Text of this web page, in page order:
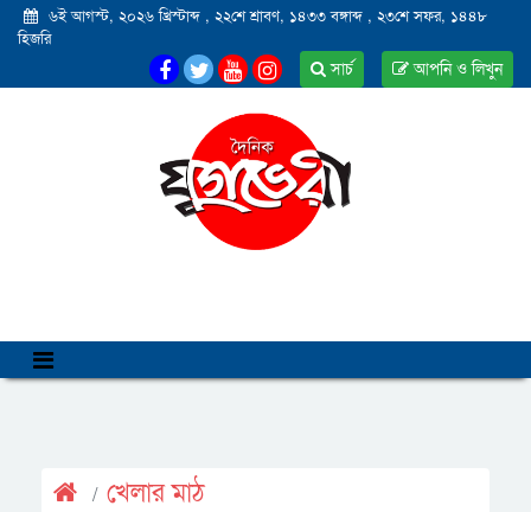
৬ই আগস্ট, ২০২৬ খ্রিস্টাব্দ , ২২শে শ্রাবণ, ১৪৩৩ বঙ্গাব্দ , ২৩শে সফর, ১৪৪৮
হিজরি
আপনি ও লিখুন
সার্চ
খেলার মাঠ